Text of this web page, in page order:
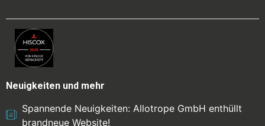
Neuigkeiten und mehr
Spannende Neuigkeiten: Allotrope GmbH enthüllt
brandneue Website!